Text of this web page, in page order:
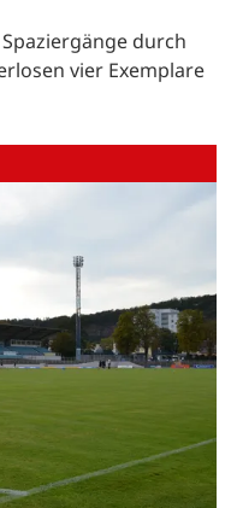
durch
vier Exemplare